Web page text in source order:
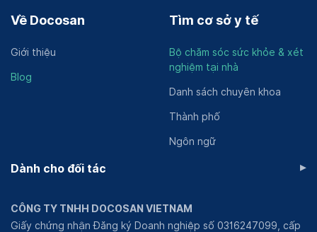
Về Docosan
Giới thiệu
Blog
Tìm cơ sở y tế
Bộ chăm sóc sức khỏe & xét
nghiệm tại nhà
Danh sách chuyên khoa
Thành phố
Ngôn ngữ
Dành cho đối tác ▸
CÔNG TY TNHH DOCOSAN VIETNAM
Giấy chứng nhận Đăng ký Doanh nghiệp số 0316247099, cấp